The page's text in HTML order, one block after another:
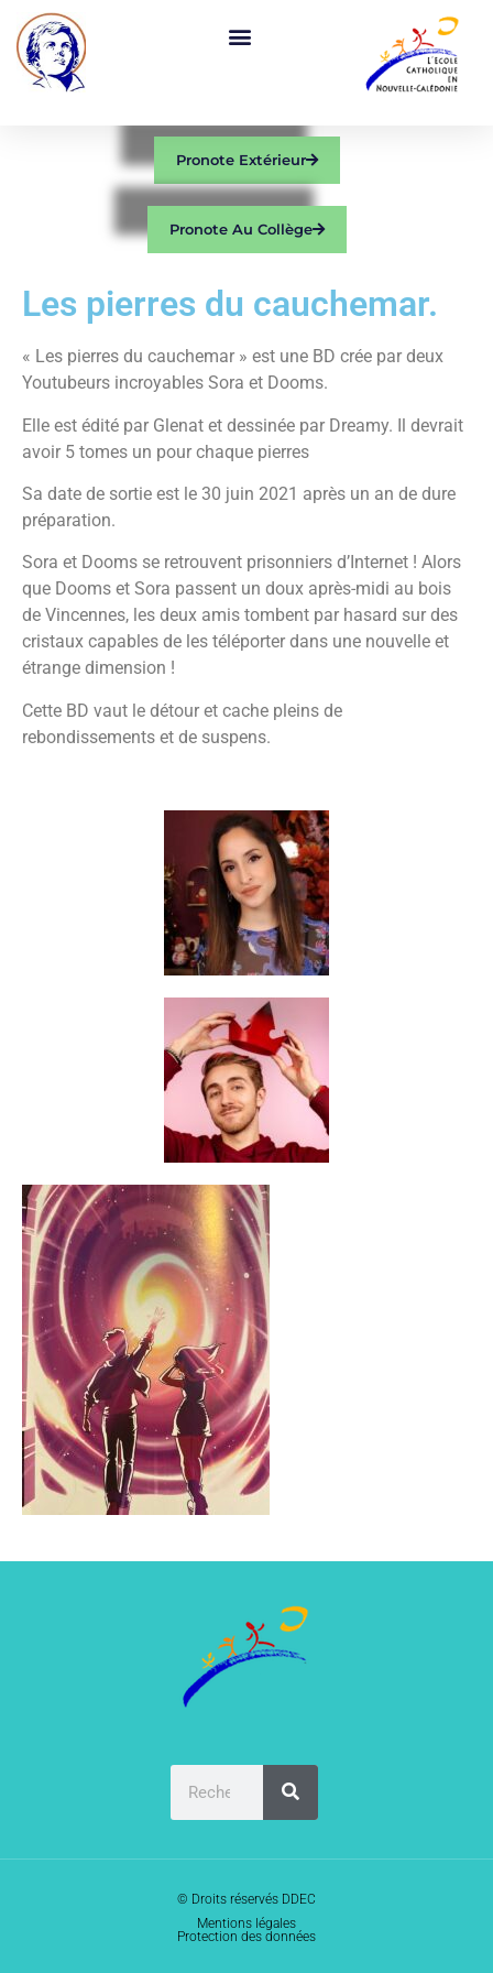
Pronote Extérieur
Pronote Au Collège
Les pierres du cauchemar.
« Les pierres du cauchemar » est une BD crée par deux
Youtubeurs incroyables Sora et Dooms.
Elle est édité par Glenat et dessinée par Dreamy. Il devrait
avoir 5 tomes un pour chaque pierres
Sa date de sortie est le 30 juin 2021 après un an de dure
préparation.
Sora et Dooms se retrouvent prisonniers d’Internet ! Alors
que Dooms et Sora passent un doux après-midi au bois
de Vincennes, les deux amis tombent par hasard sur des
cristaux capables de les téléporter dans une nouvelle et
étrange dimension !
Cette BD vaut le détour et cache pleins de
rebondissements et de suspens.
© Droits réservés DDEC
Mentions légales
Protection des données